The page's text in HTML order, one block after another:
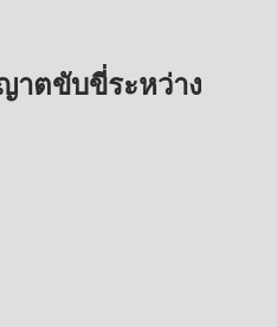
าตขับขี่ระหว่าง